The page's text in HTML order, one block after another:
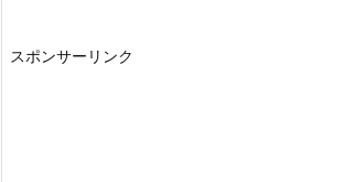
スポンサーリンク